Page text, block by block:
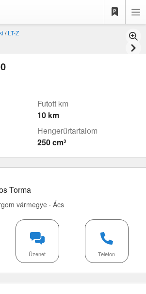
/LT-Z
Futott km
10 km
Hengerűrtartalom
250 cm³
Torma
vármegye · Ács
Telefon
Üzenet